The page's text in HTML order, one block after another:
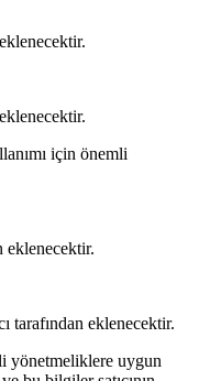
için önemli
eklenecektir.
tarafından eklenecektir.
yönetmeliklere uygun